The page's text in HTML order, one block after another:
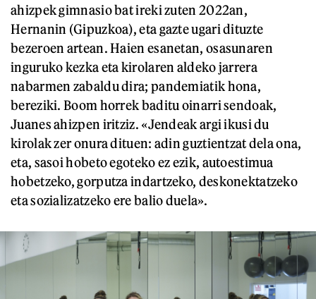
ahizpek gimnasio bat ireki zuten 2022an,
Hernanin (Gipuzkoa), eta gazte ugari dituzte
bezeroen artean. Haien esanetan, osasunaren
inguruko kezka eta kirolaren aldeko jarrera
nabarmen zabaldu dira; pandemiatik hona,
bereziki. Boom horrek baditu oinarri sendoak,
Juanes ahizpen iritziz. «Jendeak argi ikusi du
kirolak zer onura dituen: adin guztientzat dela ona,
eta, sasoi hobeto egoteko ez ezik, autoestimua
hobetzeko, gorputza indartzeko, deskonektatzeko
eta sozializatzeko ere balio duela».